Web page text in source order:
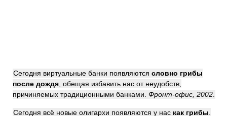
Сегодня виртуальные банки появляются словно грибы
после дождя , обещая избавить нас от неудобств,
причиняемых традиционными банками. Фронт-офис, 2002
Сегодня всё новые олигархи появляются у нас как грибы